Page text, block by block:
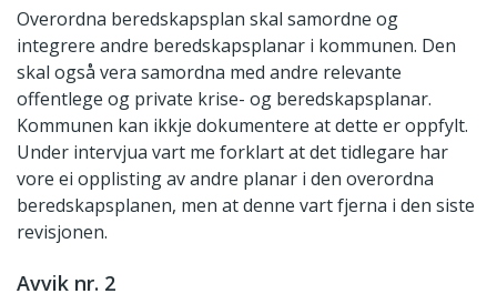
Overordna beredskapsplan skal samordne og
integrere andre beredskapsplanar i kommunen. Den
skal også vera samordna med andre relevante
offentlege og private krise- og beredskapsplanar.
Kommunen kan ikkje dokumentere at dette er oppfylt.
Under intervjua vart me forklart at det tidlegare har
vore ei opplisting av andre planar i den overordna
beredskapsplanen, men at denne vart fjerna i den siste
revisjonen.
Avvik nr. 2